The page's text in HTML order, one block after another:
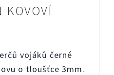
KOVOVÍ
vojáků černé
o tloušťce 3mm.